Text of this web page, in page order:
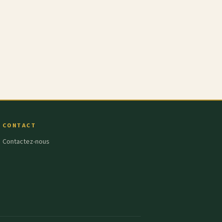
CONTACT
Contactez-nous